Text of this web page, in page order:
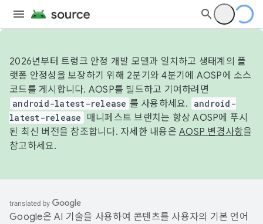
2026년부터 트렁크 안정 개발 모델과 일치하고 생태계의 플
랫폼 안정성을 보장하기 위해 2분기와 4분기에 AOSP에 소스
코드를 게시합니다. AOSP를 빌드하고 기여하려면
android-latest-release 를 사용하세요.
android-
latest-release
매니페스트 브랜치는 항상 AOSP에 푸시
된 최신 버전을 참조합니다. 자세한 내용은 AOSP 변경사항을
참고하세요.
Google은 AI 기술을 사용하여 콘텐츠를 사용자의 기본 언어